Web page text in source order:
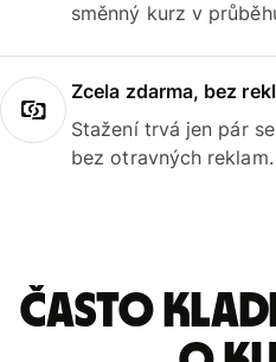
směnný kurz v
Zcela zdarma, bez
Stažení trvá jen pár
bez otravných reklam.
Často